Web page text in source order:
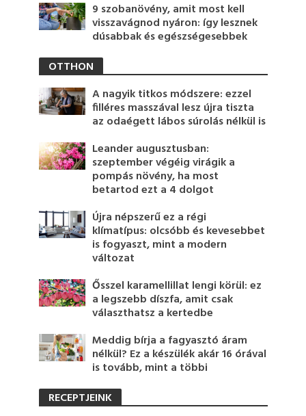
9 szobanövény, amit most kell
visszavágnod nyáron: így lesznek
dúsabbak és egészségesebbek
OTTHON
A nagyik titkos módszere: ezzel
filléres masszával lesz újra tiszta
az odaégett lábos súrolás nélkül is
Leander augusztusban:
szeptember végéig virágik a
pompás növény, ha most
betartod ezt a 4 dolgot
Újra népszerű ez a régi
klímatípus: olcsóbb és kevesebbet
is fogyaszt, mint a modern
változat
Ősszel karamellillat lengi körül: ez
a legszebb díszfa, amit csak
választhatsz a kertedbe
Meddig bírja a fagyasztó áram
nélkül? Ez a készülék akár 16 órával
is tovább, mint a többi
RECEPTJEINK